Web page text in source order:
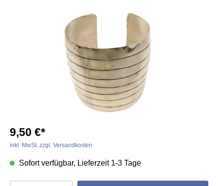
9,50 €*
inkl. MwSt. zzgl. Versandkosten
Sofort verfügbar, Lieferzeit 1-3 Tage